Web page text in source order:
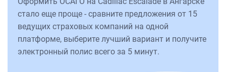
стало еще проще - сравните предложения от 15
ведущих страховых компаний на одной
платформе, выберите лучший вариант и получите
электронный полис всего за 5 минут.